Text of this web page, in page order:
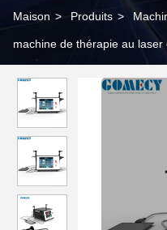
Maison > Produits >
machine de thérapie au laser